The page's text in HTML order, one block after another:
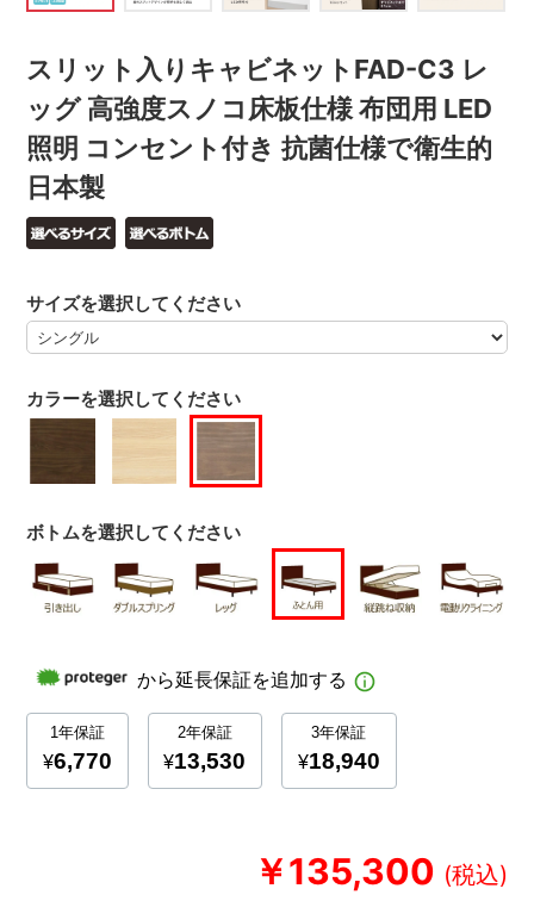
スリット入りキャビネットFAD-C3 レ
ッグ 高強度スノコ床板仕様 布団用 LED
照明 コンセント付き 抗菌仕様で衛生的
日本製
￥135,300
カラーを選択してください
サイズを選択してください
ボトムを選択してください